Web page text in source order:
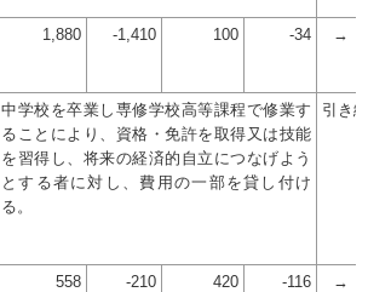
1,880 -1,410 100 -34 →
中学校を卒業し専修学校高等課程で修業す
ることにより、資格・免許を取得又は技能
を習得し、将来の経済的自立につなげよう
とする者に対し、費用の一部を貸し付け
る。
引き
558 -210 420 -116 →